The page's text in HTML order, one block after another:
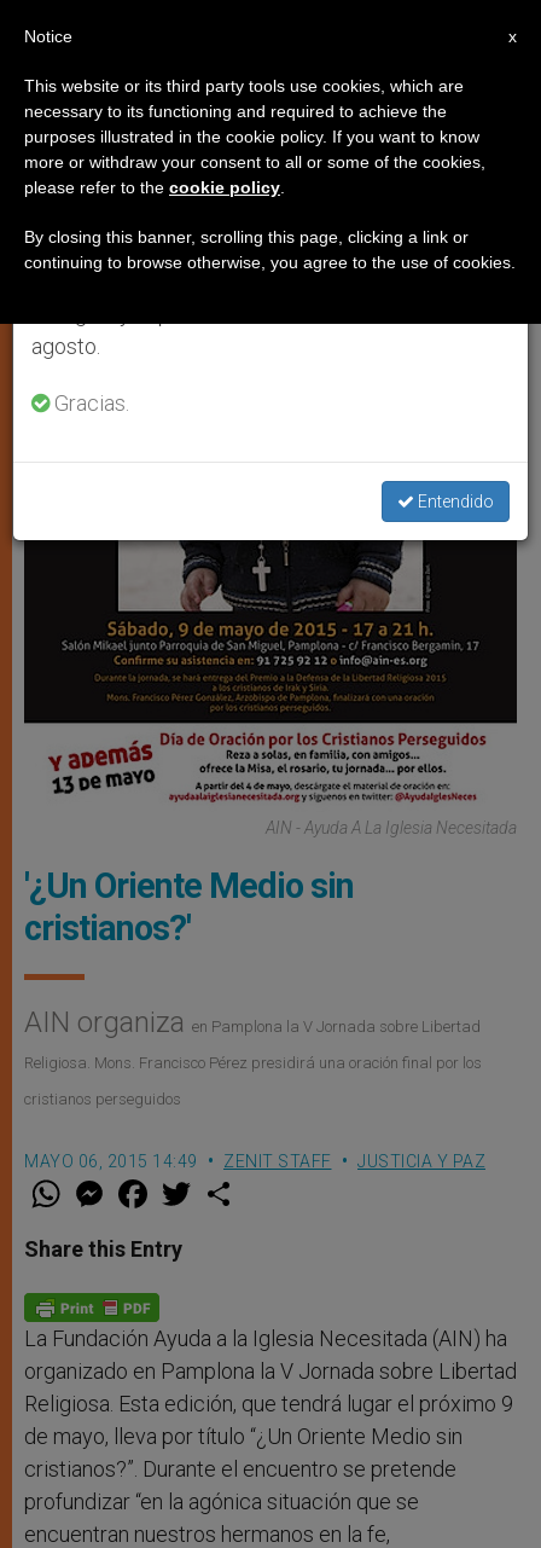
JUSTICIA Y PAZ
AIN - Ayuda A La Iglesia Necesitada
'¿Un Oriente Medio sin
cristianos?'
AIN organiza en Pamplona la V Jornada sobre Libertad
Religiosa. Mons. Francisco Pérez presidirá una oración final por los
cristianos perseguidos
MAYO 06, 2015 14:49 ZENIT STAFF JUSTICIA Y PAZ
W
t
s
p
p
M
e
s
e
g
e
r
F
a
e
b
o
k
w
Share this Entry
La Fundación Ayuda a la Iglesia Necesitada (AIN) ha
organizado en Pamplona la V Jornada sobre Libertad
Religiosa. Esta edición, que tendrá lugar el próximo 9
de mayo, lleva por título “¿Un Oriente Medio sin
cristianos?”. Durante el encuentro se pretende
profundizar “en la agónica situación que se
encuentran nuestros hermanos en la fe,
×
Aviso importante
Del 27 de julio al 7 de agosto haremos la pausa
anual, aprovechando que en el periodo de verano
se generan menos informaciones y también el
agosto.
Gracias.
Entendido
x
Notice
This website or its third party tools use cookies, which are
necessary to its functioning and required to achieve the
purposes illustrated in the cookie policy. If you want to know
more or withdraw your consent to all or some of the cookies,
please refer to the cookie policy
By closing this banner, scrolling this page, clicking a link or
continuing to browse otherwise, you agree to the use of cookies.